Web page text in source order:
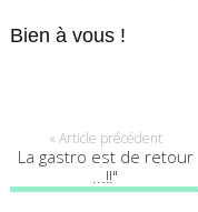
Bien à vous !
« Article précédent
La gastro est de retour
...!!"